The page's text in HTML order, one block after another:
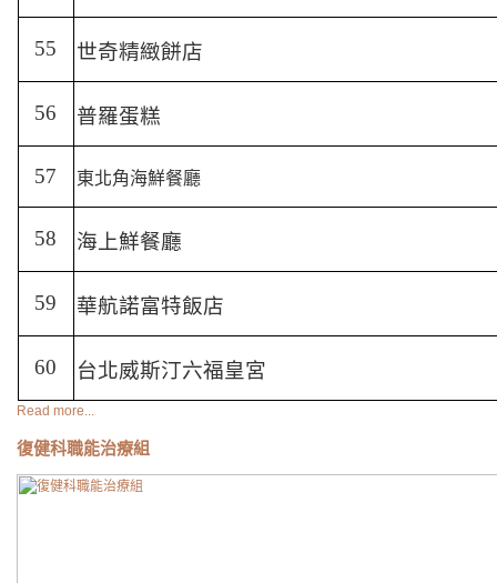
55 世奇精緻餅店
56 普羅蛋糕
57 東北角海鮮餐廳
58 海上鮮餐廳
59 華航諾富特飯店
60 台北威斯汀六福皇宮
Read more...
復健科職能治療組